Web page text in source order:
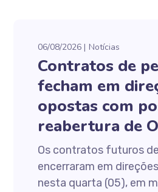
06/08/2026 Notícias
Contratos de
fecham em
opostas com
reabertura de
Os contratos futuros
encerraram em
nesta quarta (05), em